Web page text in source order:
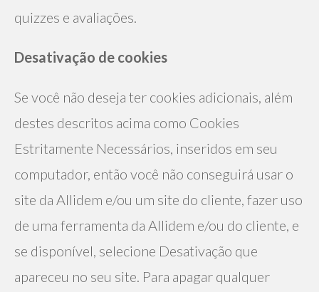
quizzes e avaliações.
Desativação de cookies
Se você não deseja ter cookies adicionais, além
destes descritos acima como Cookies
Estritamente Necessários, inseridos em seu
computador, então você não conseguirá usar o
site da Allidem e/ou um site do cliente, fazer uso
de uma ferramenta da Allidem e/ou do cliente, e
se disponível, selecione Desativação que
apareceu no seu site. Para apagar qualquer